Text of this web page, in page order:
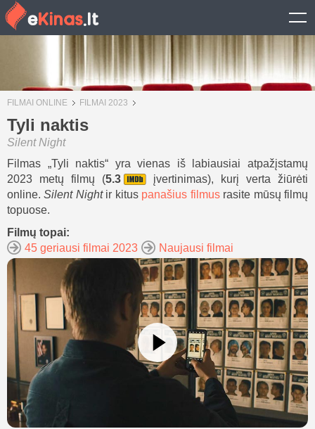
FILMAI ONLINE FILMAI 2023
Tyli naktis
Silent Night
Filmas „Tyli naktis“ yra vienas iš labiausiai atpažįstamų
2023 metų filmų (5.3
įvertinimas), kurį verta žiūrėti
online.Silent Nightir kitus panašius filmusrasite mūsų filmų
topuose.
Filmų topai:
45 geriausi filmai 2023
Naujausi filmai